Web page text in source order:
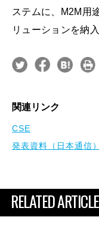
ステムに、M2M用
リューションを納
関連リンク
CSE
発表資料（日本通信）
RELATED ARTICLE